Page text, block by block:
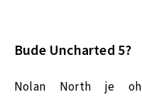
Bude Uncharted 5?
Nolan North je